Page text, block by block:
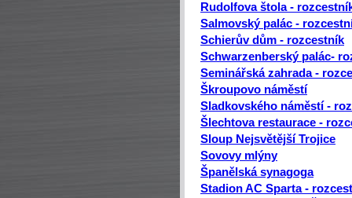
Rudolfova štola -
Salmovský palác -
Schierův dům - rozcestník
Schwarzenberský palác-
Seminářská zahrada -
Škroupovo náměstí
Sladkovského náměstí -
Šlechtova restaurace -
Sloup Nejsvětější Trojice
Sovovy mlýny
Španělská synagoga
Stadion AC Sparta -